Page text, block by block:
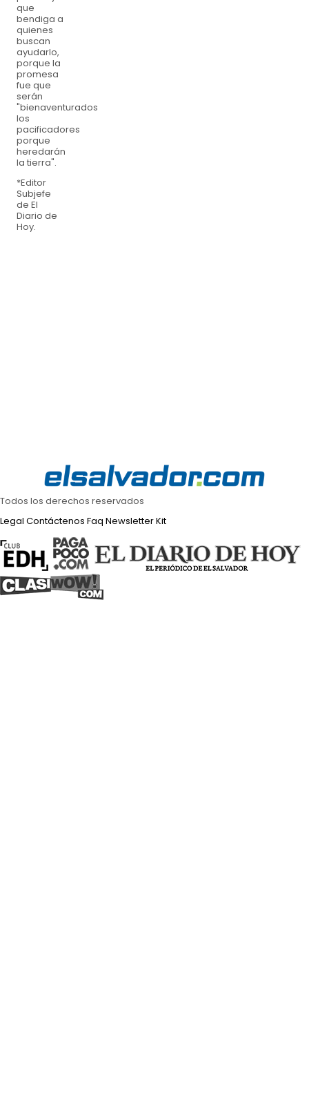
que
bendiga a
quienes
buscan
ayudarlo,
porque la
promesa
fue que
serán
"bienaventurados
los
pacificadores
porque
heredarán
la tierra".
*Editor
Subjefe
de El
Diario de
Hoy.
Todos los derechos reservados
Legal Contáctenos Faq NewsletterKit